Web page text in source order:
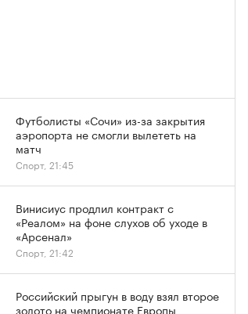
Футболисты «Сочи» из-за закрытия
аэропорта не смогли вылететь на
матч
Спорт, 21:45
Винисиус продлил контракт с
«Реалом» на фоне слухов об уходе в
«Арсенал»
Спорт, 21:42
Российский прыгун в воду взял второе
золото на чемпионате Европы